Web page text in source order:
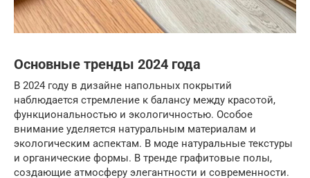
Основные тренды 2024 года
В 2024 году в дизайне напольных покрытий
наблюдается стремление к балансу между красотой,
функциональностью и экологичностью. Особое
внимание уделяется натуральным материалам и
экологическим аспектам. В моде натуральные текстуры
и органические формы. В тренде графитовые полы,
создающие атмосферу элегантности и современности.